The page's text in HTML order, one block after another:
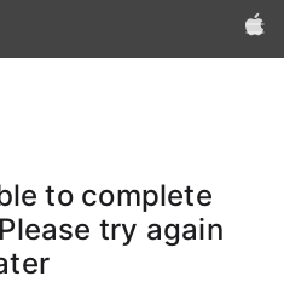
Apple‏
to complete
try again